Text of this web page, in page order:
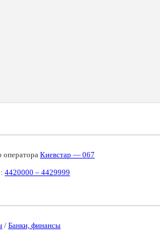
Киевстар — 067
4420000 – 4429999
/ Банки, финансы